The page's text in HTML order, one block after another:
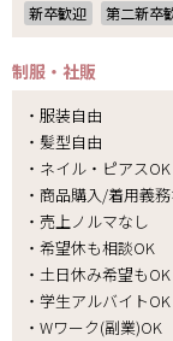
新卒歓迎
第二新卒
制服・社販
・服装自由
・髪型自由
・ネイル・ピアスOK
・商品購入/着用義
・売上ノルマなし
・希望休も相談OK
・土日休み希望もOK
・学生アルバイトOK
・Wワーク(副業)OK